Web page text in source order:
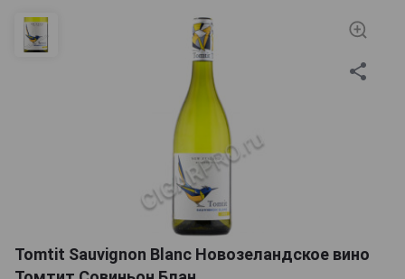
Tomtit Sauvignon Blanc Новозеландское вино